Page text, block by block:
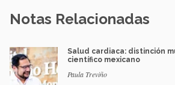
Notas Relacionadas
Salud cardiaca: distinción
científico mexicano
Paula Treviño